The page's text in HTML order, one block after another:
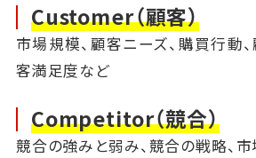
Customer（顧客）
市場規模、顧客ニーズ、購買行動
客満足度など
Competitor（競合）
競合の強みと弱み、競合の戦略、市